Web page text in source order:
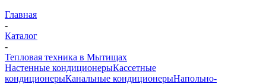
Главная
-
Каталог
-
Тепловая техника в Мытищах
Настенные кондиционерыКассетные
кондиционерыКанальные кондиционерыНапольно-